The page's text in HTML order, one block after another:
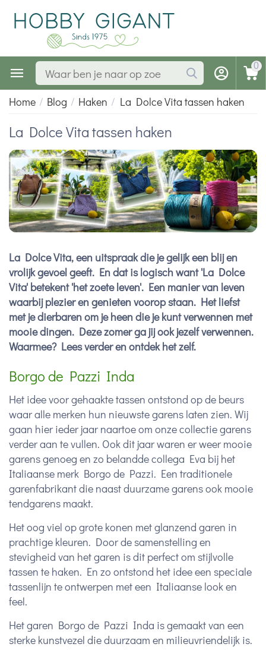
0
Home / Blog / Haken / La Dolce Vita tassen haken
La Dolce Vita tassen haken
La Dolce Vita, een uitspraak die je gelijk een blij en
vrolijk gevoel geeft. En dat is logisch want 'La Dolce
Vita' betekent 'het zoete leven'. Een manier van leven
waarbij plezier en genieten voorop staan. Het liefst
met je dierbaren om je heen die je kunt verwennen met
mooie dingen. Deze zomer ga jij ook jezelf verwennen.
Waarmee? Lees verder en ontdek het zelf.
Borgo de Pazzi Inda
Het idee voor gehaakte tassen ontstond op de beurs
waar alle merken hun nieuwste garens laten zien. Wij
gaan hier ieder jaar naartoe om onze collectie garens
verder aan te vullen. Ook dit jaar waren er weer mooie
garens genoeg en zo belandde collega Eva bij het
Italiaanse merk Borgo de Pazzi. Een traditionele
garenfabrikant die naast duurzame garens ook mooie
tendgarens maakt.
Het oog viel op grote konen met glanzend garen in
prachtige kleuren. Door de samenstelling en
stevigheid van het garen is dit perfect om stijlvolle
tassen te haken. En zo ontstond het idee een speciale
tassenlijn te ontwerpen met een Italiaanse look en
feel.
Het garen Borgo de Pazzi Inda is gemaakt van een
sterke kunstvezel die duurzaam en milieuvriendelijk is.